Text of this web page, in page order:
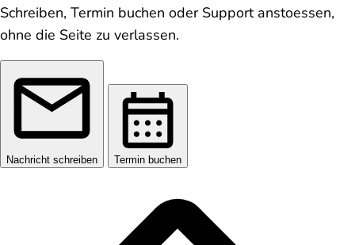
Schreiben, Termin buchen oder Support anstoessen,
ohne die Seite zu verlassen.
Nachricht schreiben Termin buchen